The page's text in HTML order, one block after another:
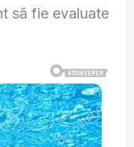
să fie evaluate